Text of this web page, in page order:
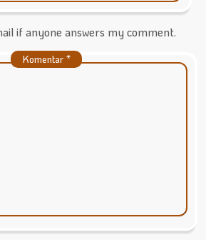
if anyone answers my comment.
Komentar *